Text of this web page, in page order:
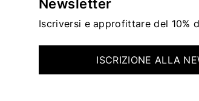
Newsletter
Iscriversi e approfittare del 10%
ISCRIZIONE ALLA